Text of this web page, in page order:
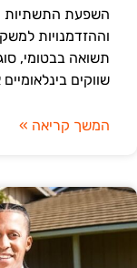
השפעת התשתיות
וההזדמנויות
תשואה בבטומי,
שווקים
המשך קריאה »